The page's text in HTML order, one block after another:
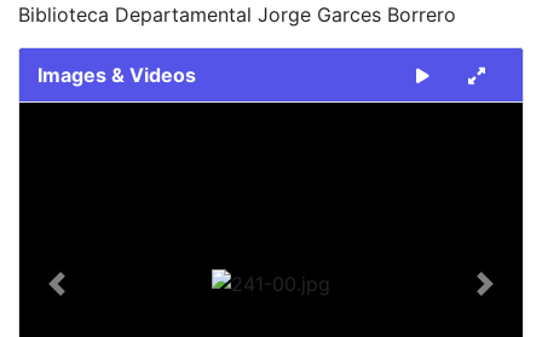
Biblioteca Departamental Jorge Garces Borrero
Images & Videos
Previous Next